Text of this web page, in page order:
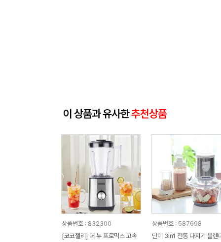
이 상품과 유사한추천상품
상품번호 : 832300
[코코젤리] 더 뉴 프로믹스 고속
상품번호 : 587698
단미 3in1 전동 다지기 블렌